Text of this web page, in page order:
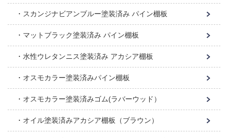
スカンジナビアンブルー塗装済み パイン棚板
マットブラック塗装済み パイン棚板
水性ウレタンニス塗装済み アカシア棚板
オスモカラー塗装済みパイン棚板
オスモカラー塗装済みゴム(ラバーウッド）
オイル塗装済みアカシア棚板（ブラウン）